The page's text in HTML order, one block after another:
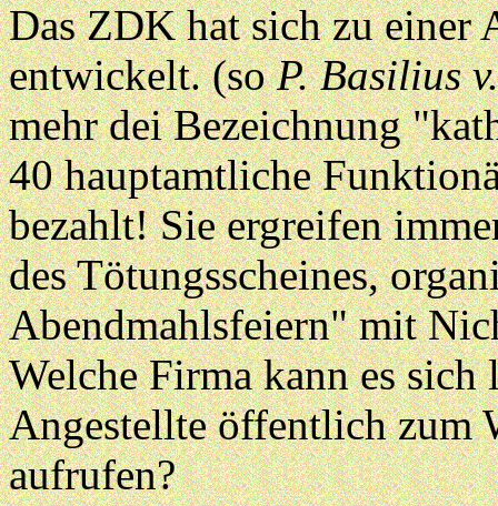
Das ZDK hat sich zu einer
entwickelt. (soP. Basilius
mehr dei Bezeichnung
40 hauptamtliche
bezahlt! Sie ergreifen
des Tötungsscheines,
Abendmahlsfeiern" mit
Welche Firma kann es
Angestellte öffentlich zum
aufrufen?